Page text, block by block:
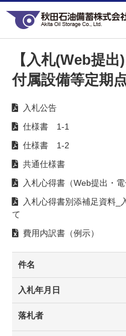
【入札(Web提
付属設備等定期
入札公告
仕様書 1-1
仕様書 1-2
共通仕様書
入札心得書（Web提出・電
入札心得書別添補足資料_
て
費用内訳書（例示）
件名
入札年月日
落札者